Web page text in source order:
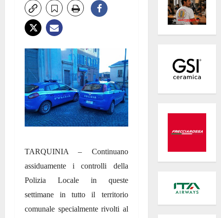
TARQUINIA – Continuano
assiduamente i controlli della
Polizia Locale in queste
settimane in tutto il territorio
comunale specialmente rivolti al